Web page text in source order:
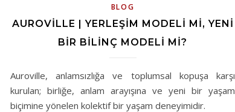
BLOG
AUROVILLE | YERLEŞIM MODELI MI, YENI
BIR BILINÇ MODELI MI?
Auroville, anlamsızlığa ve toplumsal kopuşa karşı
kurulan; birliğe, anlam arayışına ve yeni bir yaşam
biçimine yönelen kolektif bir yaşam deneyimidir.